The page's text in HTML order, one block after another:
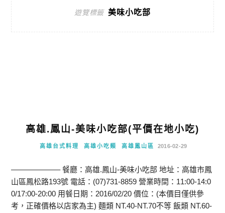
遊覽標籤 美味小吃部
高雄.鳳山-美味小吃部(平價在地小吃)
高雄台式料理 高雄小吃類 高雄鳳山區 2016-02-29
——————– 餐廳：高雄.鳳山-美味小吃部 地址：高雄市鳳
山區鳳松路193號 電話：(07)731-8859 營業時間：11:00-14:0
0/17:00-20:00 用餐日期：2016/02/20 價位：(本價目僅供參
考，正確價格以店家為主) 麵類 NT.40-NT.70不等 飯類 NT.60-